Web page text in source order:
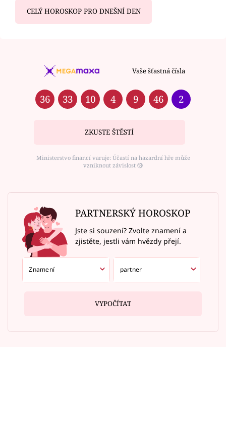
CELÝ HOROSKOP PRO DNEŠNÍ DEN
Vaše šťastná čísla
36 33 10 4 9 46 2
ZKUSTE ŠTĚSTÍ
Ministerstvo financí varuje: Účastí na hazardní hře může
vzniknout závislost ⑱
PARTNERSKÝ HOROSKOP
Jste si souzení? Zvolte znamení a
zjistěte, jestli vám hvězdy přejí.
VYPOČÍTAT